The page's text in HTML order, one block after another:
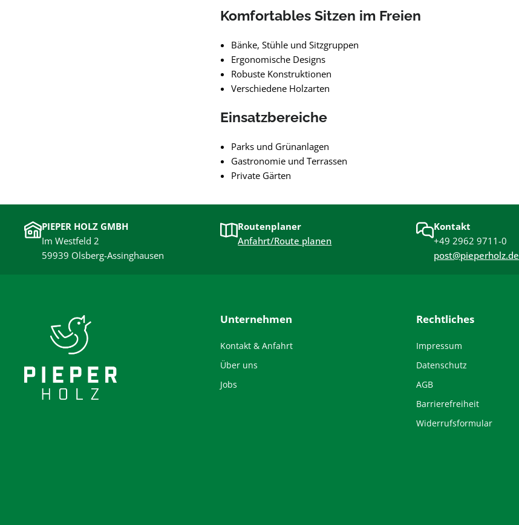
Komfortables Sitzen im Freien
Bänke, Stühle und Sitzgruppen
Ergonomische Designs
Robuste Konstruktionen
Verschiedene Holzarten
Einsatzbereiche
Parks und Grünanlagen
Gastronomie und Terrassen
Private Gärten
PIEPER HOLZ GMBH
Im Westfeld 2
59939 Olsberg-Assinghausen
Routenplaner
Anfahrt/Route planen
Kontakt
+49 2962 9711-0
post@pieperholz.de
Unternehmen
Kontakt & Anfahrt
Über uns
Jobs
Rechtliches
Impressum
Datenschutz
AGB
Barrierefreiheit
Widerrufsformular